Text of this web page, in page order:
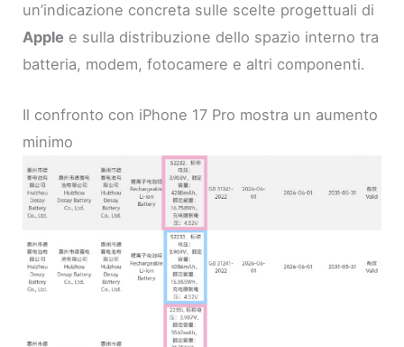
un’indicazione concreta sulle scelte progettuali di
Apple e sulla distribuzione dello spazio interno tra
batteria, modem, fotocamere e altri componenti.
Il confronto con iPhone 17 Pro mostra un aumento
minimo